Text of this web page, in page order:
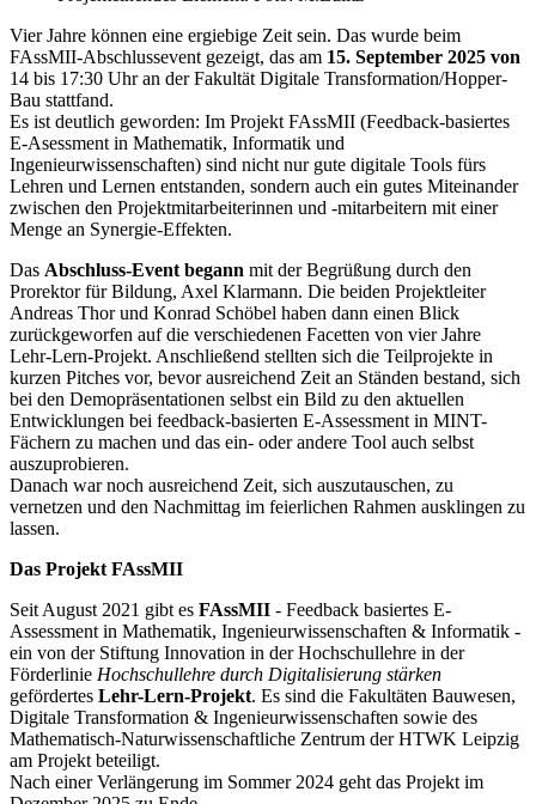
Vier Jahre können eine ergiebige Zeit sein. Das wurde beim
FAssMII-Abschlussevent gezeigt, das am 15. September 2025 von
14 bis 17:30 Uhr an der Fakultät Digitale Transformation/Hopper-
Bau stattfand.
Es ist deutlich geworden: Im Projekt FAssMII (Feedback-basiertes
E-Asessment in Mathematik, Informatik und
Ingenieurwissenschaften) sind nicht nur gute digitale Tools fürs
Lehren und Lernen entstanden, sondern auch ein gutes Miteinander
zwischen den Projektmitarbeiterinnen und -mitarbeitern mit einer
Menge an Synergie-Effekten.
Das Abschluss-Event begann mit der Begrüßung durch den
Prorektor für Bildung, Axel Klarmann. Die beiden Projektleiter
Andreas Thor und Konrad Schöbel haben dann einen Blick
zurückgeworfen auf die verschiedenen Facetten von vier Jahre
Lehr-Lern-Projekt. Anschließend stellten sich die Teilprojekte in
kurzen Pitches vor, bevor ausreichend Zeit an Ständen bestand, sich
bei den Demopräsentationen selbst ein Bild zu den aktuellen
Entwicklungen bei feedback-basierten E-Assessment in MINT-
Fächern zu machen und das ein- oder andere Tool auch selbst
auszuprobieren.
Danach war noch ausreichend Zeit, sich auszutauschen, zu
vernetzen und den Nachmittag im feierlichen Rahmen ausklingen zu
lassen.
Das Projekt FAssMII
Seit August 2021 gibt es FAssMII - Feedback basiertes E-
Assessment in Mathematik, Ingenieurwissenschaften & Informatik -
ein von der Stiftung Innovation in der Hochschullehre in der
Förderlinie Hochschullehre durch Digitalisierung stärken
gefördertes Lehr-Lern-Projekt. Es sind die Fakultäten Bauwesen,
Digitale Transformation & Ingenieurwissenschaften sowie des
Mathematisch-Naturwissenschaftliche Zentrum der HTWK Leipzig
am Projekt beteiligt.
Nach einer Verlängerung im Sommer 2024 geht das Projekt im